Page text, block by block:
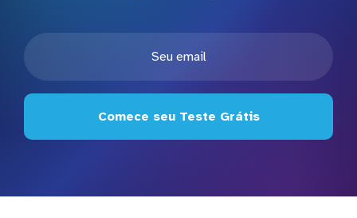
Comece seu Teste Grátis